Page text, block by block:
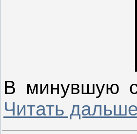
В минувшую
Читать